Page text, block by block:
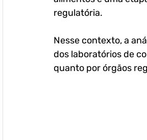
regulatória.
Nesse contexto, a
dos laboratórios de
quanto por órgãos